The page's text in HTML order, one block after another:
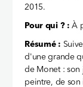
2015.
Pour qui ? : À
Résumé :
d'une grande
de Monet : son
peintre, de son